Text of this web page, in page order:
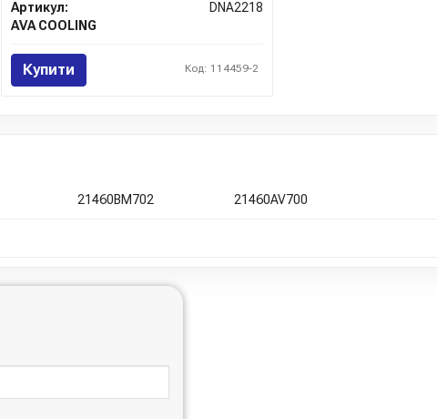
Артикул:
DNA2218
AVA COOLING
Купити Код: 114459-2
21460BM702 21460AV700